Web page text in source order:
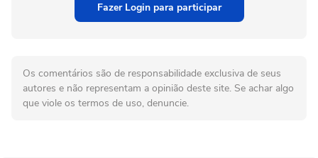
Fazer Login para participar
Os comentários são de responsabilidade exclusiva de seus
autores e não representam a opinião deste site. Se achar algo
que viole os termos de uso, denuncie.